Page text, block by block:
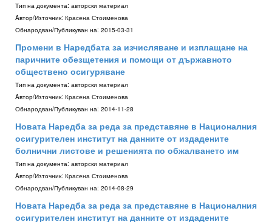
Тип на документа: авторски материал
Aвтор/Източник: Красена Стоименова
Обнародван/Публикуван на: 2015-03-31
Промени в Наредбата за изчисляване и изплащане на
паричните обезщетения и помощи от държавното
обществено осигуряване
Тип на документа: авторски материал
Aвтор/Източник: Красена Стоименова
Обнародван/Публикуван на: 2014-11-28
Новата Наредба за реда за представяне в Националния
осигурителен институт на данните от издадените
болнични листове и решенията по обжалването им
Тип на документа: авторски материал
Aвтор/Източник: Красена Стоименова
Обнародван/Публикуван на: 2014-08-29
Новата Наредба за реда за представяне в Националния
осигурителен институт на данните от издадените